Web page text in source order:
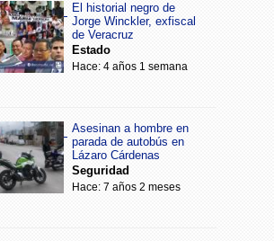
El historial negro de
Jorge Winckler, exfiscal
de Veracruz
Estado
Hace: 4 años 1 semana
Asesinan a hombre en
parada de autobús en
Lázaro Cárdenas
Seguridad
Hace: 7 años 2 meses